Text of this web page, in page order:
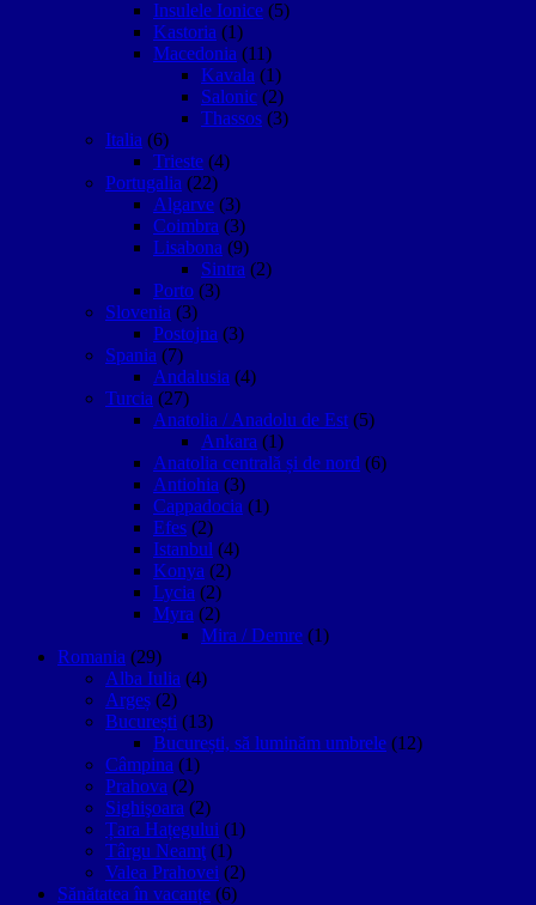
Insulele Ionice (5)
Kastoria (1)
Macedonia (11)
Kavala (1)
Salonic (2)
Thassos (3)
Italia (6)
Trieste (4)
Portugalia (22)
Algarve (3)
Coimbra (3)
Lisabona (9)
Sintra (2)
Porto (3)
Slovenia (3)
Postojna (3)
Spania (7)
Andalusia (4)
Turcia (27)
Anatolia / Anadolu de Est (5)
Ankara (1)
Anatolia centrală și de nord (6)
Antiohia (3)
Cappadocia (1)
Efes (2)
Istanbul (4)
Konya (2)
Lycia (2)
Myra (2)
Mira / Demre (1)
Romania (29)
Alba Iulia (4)
Argeș (2)
București (13)
București, să luminăm umbrele (12)
Câmpina (1)
Prahova (2)
Sighişoara (2)
Țara Hațegului (1)
Târgu Neamţ (1)
Valea Prahovei (2)
Sănătatea în vacanțe (6)